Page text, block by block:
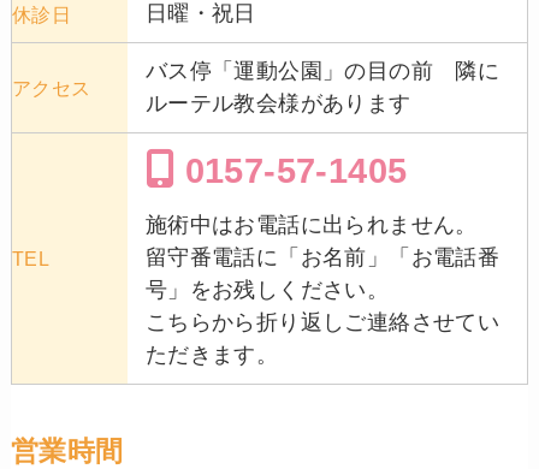
休診日 日曜・祝日
アクセス
バス停「運動公園」の目の前 隣に
ルーテル教会様があります
TEL
0157-57-1405
施術中はお電話に出られません。
留守番電話に「お名前」「お電話番
号」をお残しください。
こちらから折り返しご連絡させてい
ただきます。
営業時間